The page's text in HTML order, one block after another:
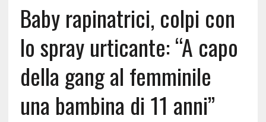
Baby rapinatrici, colpi con
lo spray urticante: “A capo
della gang al femminile
una bambina di 11 anni”